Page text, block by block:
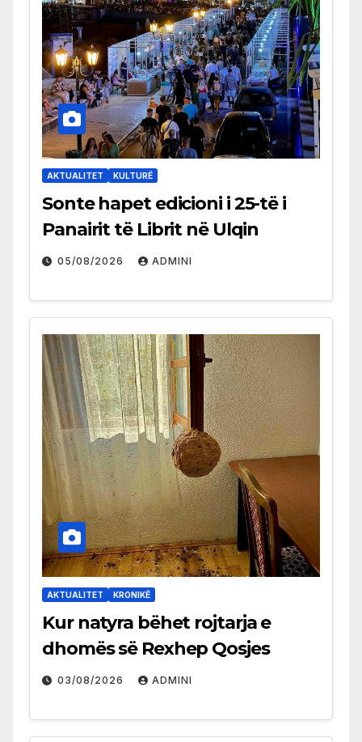
AKTUALITET KULTURË
Sonte hapet edicioni i 25-të i
Panairit të Librit në Ulqin
05/08/2026 ADMINI
AKTUALITET KRONIKË
Kur natyra bëhet rojtarja e
dhomës së Rexhep Qosjes
03/08/2026 ADMINI